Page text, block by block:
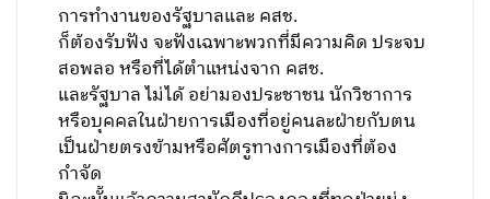
การทำงานของรัฐบาลและ คสช.
ก็ต้องรับฟัง จะฟังเฉพาะพวกที่มีความคิด ประจบ
สอพลอ หรือที่ได้ตำแหน่งจาก คสช.
และรัฐบาล ไม่ได้ อย่ามองประชาชน นักวิชาการ
หรือบุคคลในฝ่ายการเมืองที่อยู่คนละฝ่ายกับตน
เป็นฝ่ายตรงข้ามหรือศัตรูทางการเมืองที่ต้อง
กำจัด